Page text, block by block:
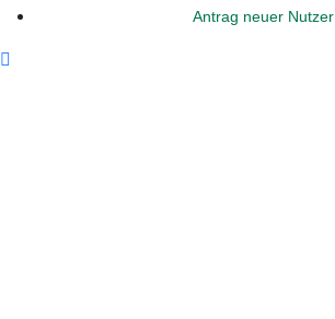
Antrag neuer Nutzer